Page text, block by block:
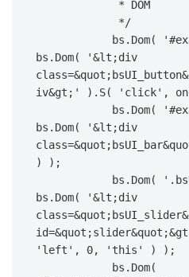
bs.Dom( '&lt;div
iv&gt;' ).S( 'click',
bs.Dom( '&lt;div
) );
bs.Dom( '&lt;div
'left', 0, 'this' ) );